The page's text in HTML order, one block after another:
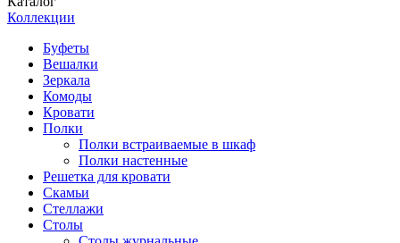
Коллекции
Буфеты
Вешалки
Зеркала
Комоды
Кровати
Полки
Полки встраиваемые в шкаф
Полки настенные
Решетка для кровати
Скамьи
Стеллажи
Столы